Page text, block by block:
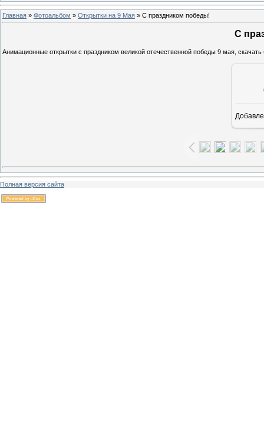
Главная » Фотоальбом » Открытки на 9 Мая » С праздником победы!
С
Анимационные открытки с праздником великой отечественной победы 9 мая,
Полная версия сайта